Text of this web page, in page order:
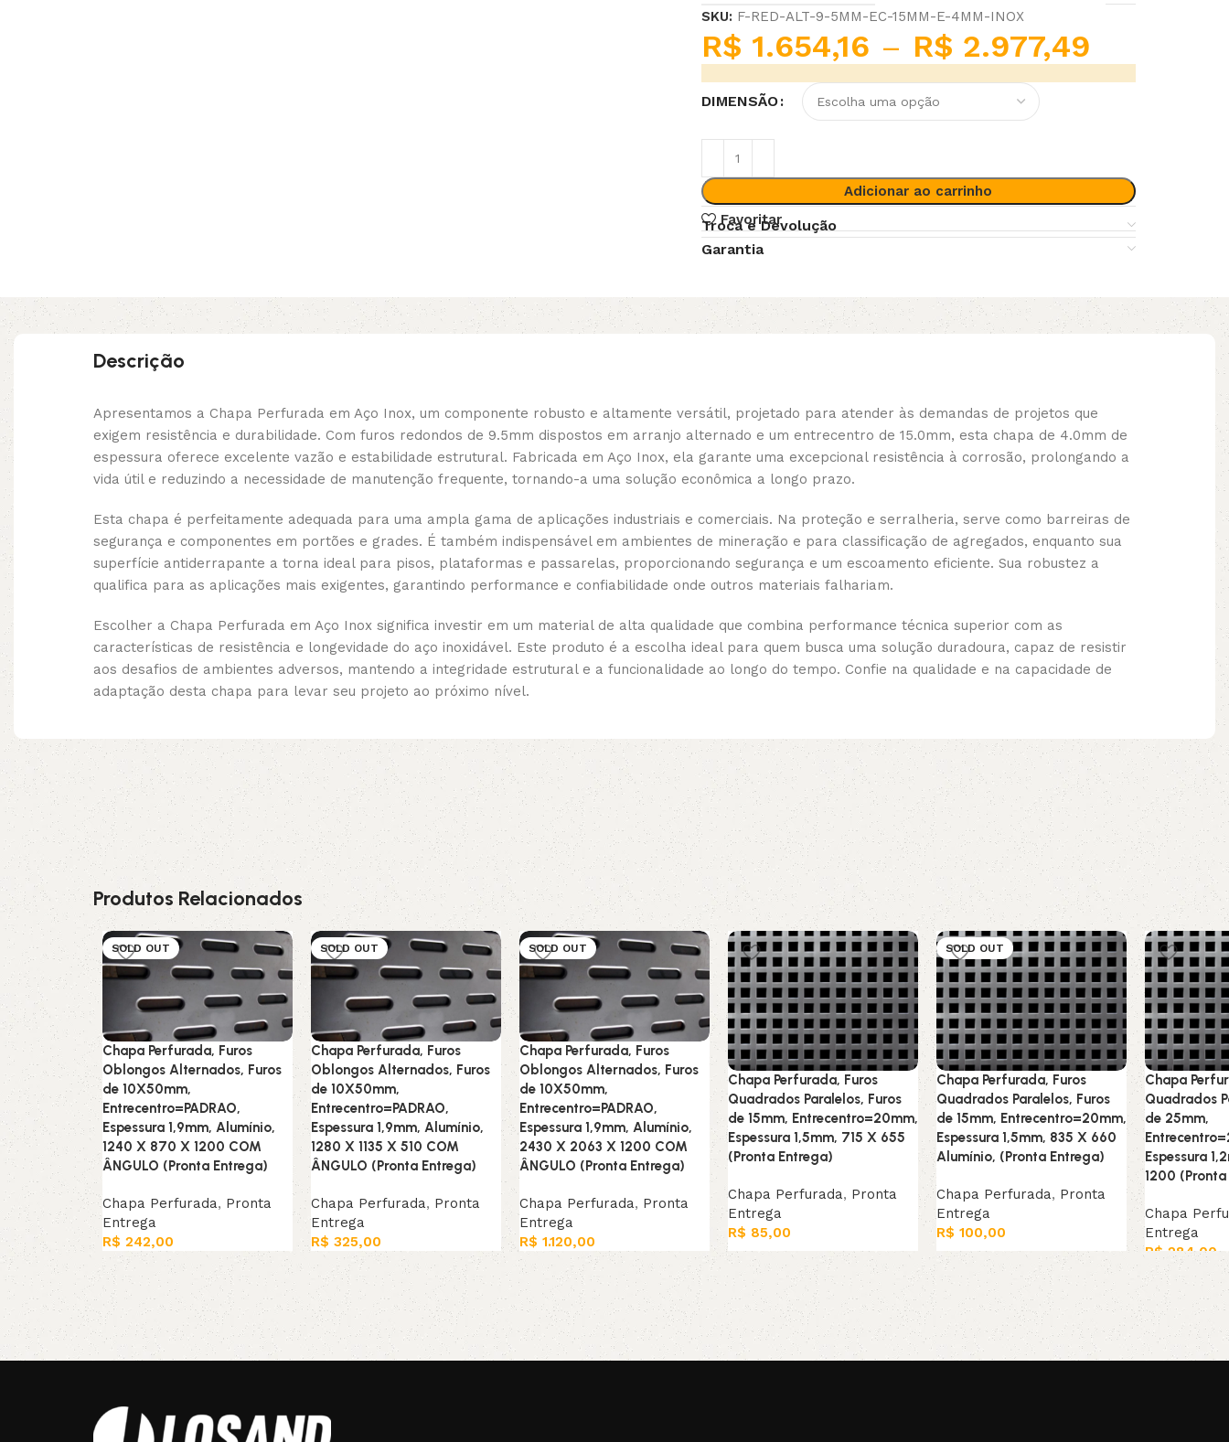
SKU: F-RED-ALT-9-5MM-EC-15MM-E-4MM-INOX
R$ 1.654,16 – R$ 2.977,49
DIMENSÃO
Adicionar ao carrinho
Favoritar
Troca e Devolução
Garantia
Descrição
Apresentamos a Chapa Perfurada em Aço Inox, um componente robusto e altamente versátil, projetado para atender às demandas de projetos que
exigem resistência e durabilidade. Com furos redondos de 9.5mm dispostos em arranjo alternado e um entrecentro de 15.0mm, esta chapa de 4.0mm de
espessura oferece excelente vazão e estabilidade estrutural. Fabricada em Aço Inox, ela garante uma excepcional resistência à corrosão, prolongando a
vida útil e reduzindo a necessidade de manutenção frequente, tornando-a uma solução econômica a longo prazo.
Esta chapa é perfeitamente adequada para uma ampla gama de aplicações industriais e comerciais. Na proteção e serralheria, serve como barreiras de
segurança e componentes em portões e grades. É também indispensável em ambientes de mineração e para classificação de agregados, enquanto sua
superfície antiderrapante a torna ideal para pisos, plataformas e passarelas, proporcionando segurança e um escoamento eficiente. Sua robustez a
qualifica para as aplicações mais exigentes, garantindo performance e confiabilidade onde outros materiais falhariam.
Escolher a Chapa Perfurada em Aço Inox significa investir em um material de alta qualidade que combina performance técnica superior com as
características de resistência e longevidade do aço inoxidável. Este produto é a escolha ideal para quem busca uma solução duradoura, capaz de resistir
aos desafios de ambientes adversos, mantendo a integridade estrutural e a funcionalidade ao longo do tempo. Confie na qualidade e na capacidade de
adaptação desta chapa para levar seu projeto ao próximo nível.
Produtos Relacionados
SOLD OUT
Chapa Perfurada, Furos
Oblongos Alternados, Furos
de 10X50mm,
Entrecentro=PADRAO,
Espessura 1,9mm, Alumínio,
1240 X 870 X 1200 COM
ÂNGULO (Pronta Entrega)
Chapa Perfurada, Pronta
Entrega
R$ 242,00
Leia mais
SOLD OUT
Chapa Perfurada, Furos
Oblongos Alternados, Furos
de 10X50mm,
Entrecentro=PADRAO,
Espessura 1,9mm, Alumínio,
1280 X 1135 X 510 COM
ÂNGULO (Pronta Entrega)
Chapa Perfurada, Pronta
Entrega
R$ 325,00
Leia mais
SOLD OUT
Chapa Perfurada, Furos
Oblongos Alternados, Furos
de 10X50mm,
Entrecentro=PADRAO,
Espessura 1,9mm, Alumínio,
2430 X 2063 X 1200 COM
ÂNGULO (Pronta Entrega)
Chapa Perfurada, Pronta
Entrega
R$ 1.120,00
Leia mais
Chapa Perfurada, Furos
Quadrados Paralelos, Furos
de 15mm, Entrecentro=20mm,
Espessura 1,5mm, 715 X 655
(Pronta Entrega)
Chapa Perfurada, Pronta
Entrega
R$ 85,00
Adicionar ao carrinho
SOLD OUT
Chapa Perfurada, Furos
Quadrados Paralelos, Furos
de 15mm, Entrecentro=20mm,
Espessura 1,5mm, 835 X 660
Alumínio, (Pronta Entrega)
Chapa Perfurada, Pronta
Entrega
R$ 100,00
Leia mais
Chapa
Quadrados
de 25mm,
Espessura
1200
Chapa
Entrega
R$ 284,00
Adicionar